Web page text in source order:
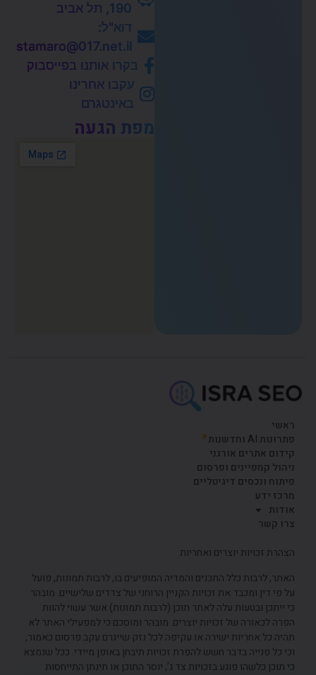
190, תל אביב
דוא"ל:
stamaro@017.net.il
בקרו אותנו בפייסבוק
עקבו אחרינו
באינטגרם
מפת הגעה
ראשי
פתרונות AI וחדשנות
קידום אתרים אורגני
ניהול קמפיינים ופרסום
פיתוח ונכסים דיגיטליים
מרכז ידע
אודות
צרו קשר
הצהרת זכויות יוצרים ואחריות
האתר, לרבות כלל התכנים והמדיה המופיעים בו, לרבות תמונות, פועל
על פי דין ומכבד את זכויות הקניין הרוחני של צדדים שלישיים. מובהר
כי ייתכן ובטעות עלה לאתר תוכן (לרבות תמונות) אשר עשוי להוות
הפרה לכאורה של זכויות יוצרים. מובהר ומוסכם כי למפעילי האתר לא
תהיה כל אחריות ישירה או עקיפה לכל נזק שייגרם עקב פרסום כאמור,
וכי כל פנייה בדבר חשש להפרת זכויות תיבחן באופן מיידי. ככל שנמצא
כי תוכן כלשהו פוגע בזכויות צד ג’, יוסר התוכן או תינתן התייחסות